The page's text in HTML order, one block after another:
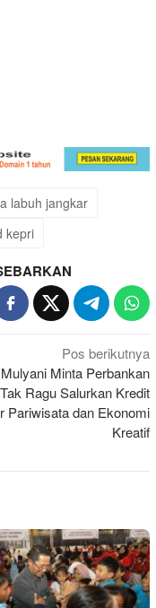
labuh jangkar
kepri
Pos berikutnya
Minta Perbankan
Tak Ragu Salurkan Kredit
Pariwisata dan Ekonomi
Kreatif